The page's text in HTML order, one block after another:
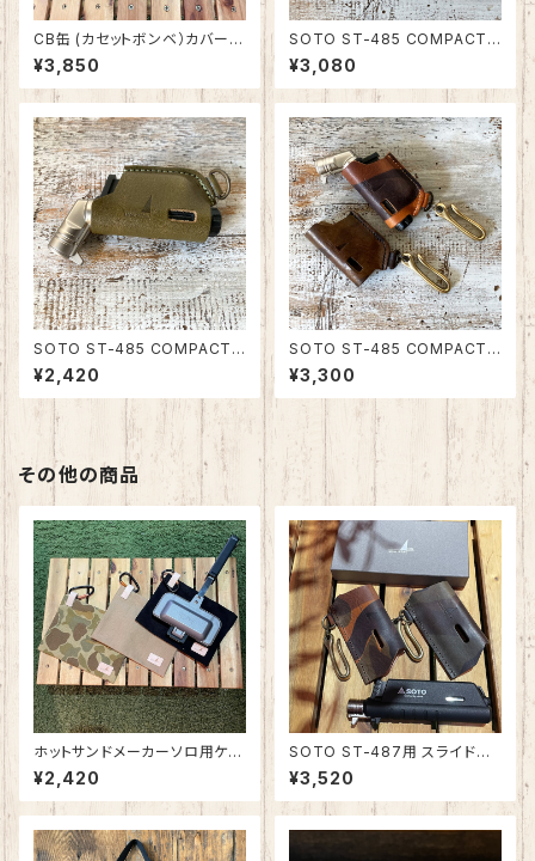
CB缶 (カセットボンベ）カバー
迷彩柄イタリアンレザー 日本製
SPO-002-1
¥3,850
SOTO ST-485 COMPACT
(コンパクト)・486 ACTIVE(ア
クティブ)マイクロトーチ用カバ
ー（真鍮フック付） 栃木レザー・
¥3,080
SOTO ST-485 COMPACT
(コンパクト)・486 ACTIVE(ア
クティブ)マイクロトーチ用カバ
ー（真鍮フック無） 栃木レザー・
姫路レザー 日本製 SPO-014
¥2,420
SOTO ST-485 COMPACT
(コンパクト)・486 ACTIVE(ア
クティブ)マイクロトーチ用カバ
ー（真鍮フック付） 迷彩 イタリア
ンレザー 日本製 SPO-013
¥3,300
その他の商品
ホットサンドメーカーソロ用ケー
ス 無地＆カモ SPO-033
¥2,420
SOTO ST-487用 スライドト
ーチカバー（真鍮フック付） 迷彩
柄 イタリアンレザー 日本製 SP
O-036
¥3,520